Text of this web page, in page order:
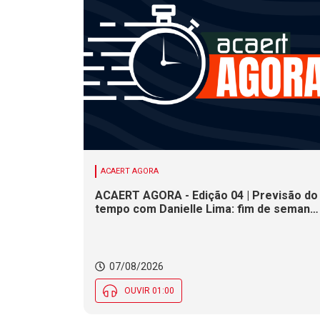
ACAERT AGORA
ACAERT AGORA - Edição 04 | Previsão do
tempo com Danielle Lima: fim de semana
07/08/2026
OUVIR 01:00